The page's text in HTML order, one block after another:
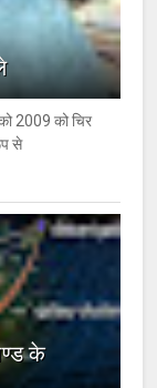
2009 को चिर
से
के